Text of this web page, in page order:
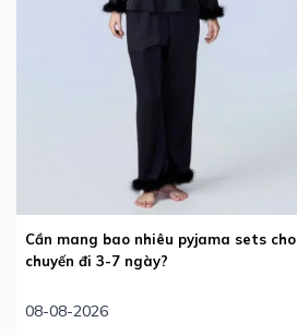
Cần mang bao nhiêu pyjama sets cho
chuyến đi 3-7 ngày?
08-08-2026